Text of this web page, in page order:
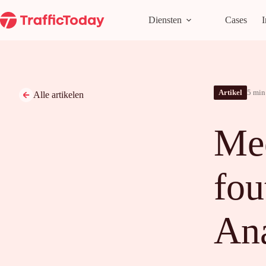
naar
de
Diensten Cases
Alle artikelen Artikel 5